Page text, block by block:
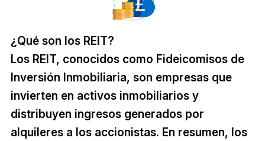
¿Qué son los REIT?
Los REIT, conocidos como Fideicomisos de
Inversión Inmobiliaria, son empresas que
invierten en activos inmobiliarios y
distribuyen ingresos generados por
alquileres a los accionistas. En resumen, los